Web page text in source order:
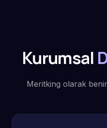
Kurumsal
Meritking olarak